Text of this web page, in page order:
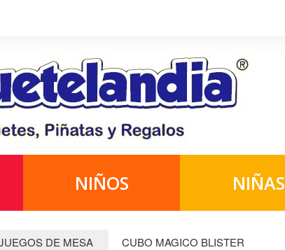
NIÑOS NIÑAS
DE MESA CUBO MAGICO BLISTER